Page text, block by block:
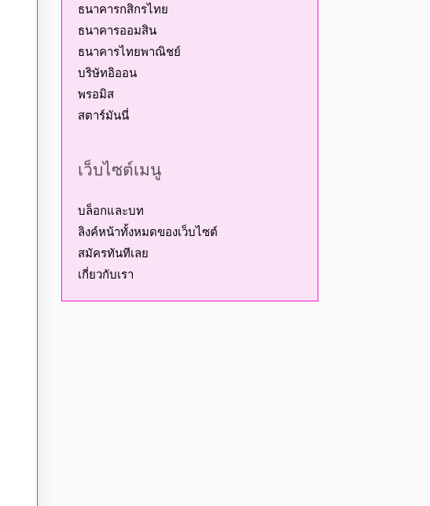
ธนาคารกสิกรไทย
ธนาคารออมสิน
ธนาคารไทยพาณิชย์
บริษัทอิออน
พรอมิส
สตาร์มันนี่
เว็บไซต์เมนู
บล็อกและบท
ลิงค์หน้าทั้งหมดของเว็บไซต์
สมัครทันทีเลย
เกี่ยวกับเรา